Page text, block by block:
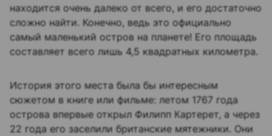
находится очень далеко от всего, и его достаточно
сложно найти. Конечно, ведь это официально
самый маленький остров на планете! Его площадь
составляет всего лишь 4,5 квадратных километра.
История этого места была бы интересным
сюжетом в книге или фильме: летом 1767 года
острова впервые открыл Филипп Картерет, а через
22 года его заселили британские мятежники. Они